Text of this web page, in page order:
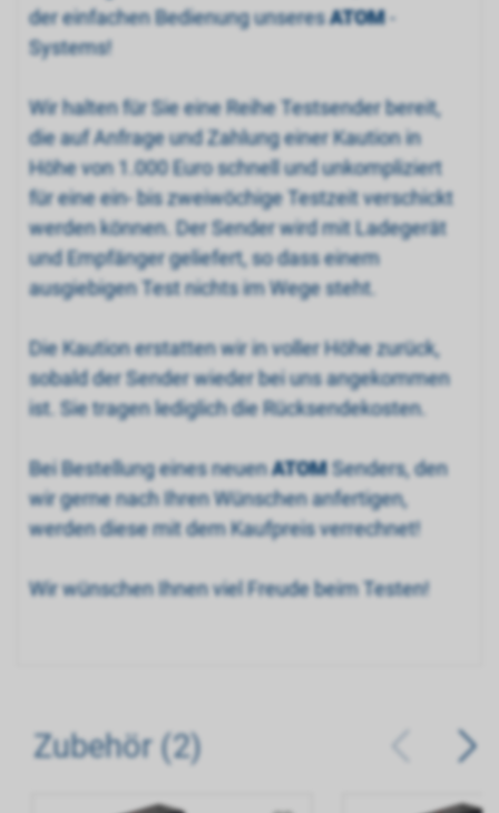
der einfachen Bedienung unseresATOM-
Systems!
Wir halten für Sie eine Reihe Testsender bereit,
die auf Anfrage und Zahlung einer Kaution in
Höhe von 1.000 Euro schnell und unkompliziert
für eine ein- bis zweiwöchige Testzeit verschickt
werden können. Der Sender wird mit Ladegerät
und Empfänger geliefert, so dass einem
ausgiebigen Test nichts im Wege steht.
Die Kaution erstatten wir in voller Höhe zurück,
sobald der Sender wieder bei uns angekommen
ist. Sie tragen lediglich die Rücksendekosten.
Bei Bestellung eines neuenATOMSenders, den
wir gerne nach Ihren Wünschen anfertigen,
werden diese mit dem Kaufpreis verrechnet!
Wir wünschen Ihnen viel Freude beim Testen!
Zubehör (2)